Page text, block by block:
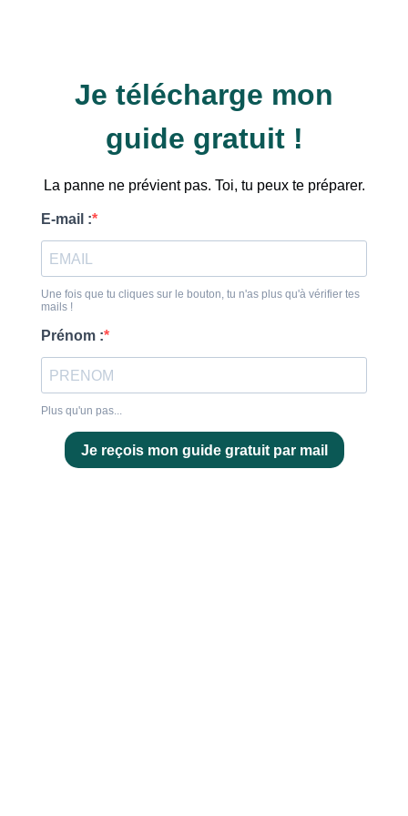
Je télécharge mon
guide gratuit !
La panne ne prévient pas. Toi, tu peux te préparer.
E-mail :
Une fois que tu cliques sur le bouton, tu n'as plus qu'à vérifier tes
mails !
Prénom :
Plus qu'un pas...
Je reçois mon guide gratuit par mail